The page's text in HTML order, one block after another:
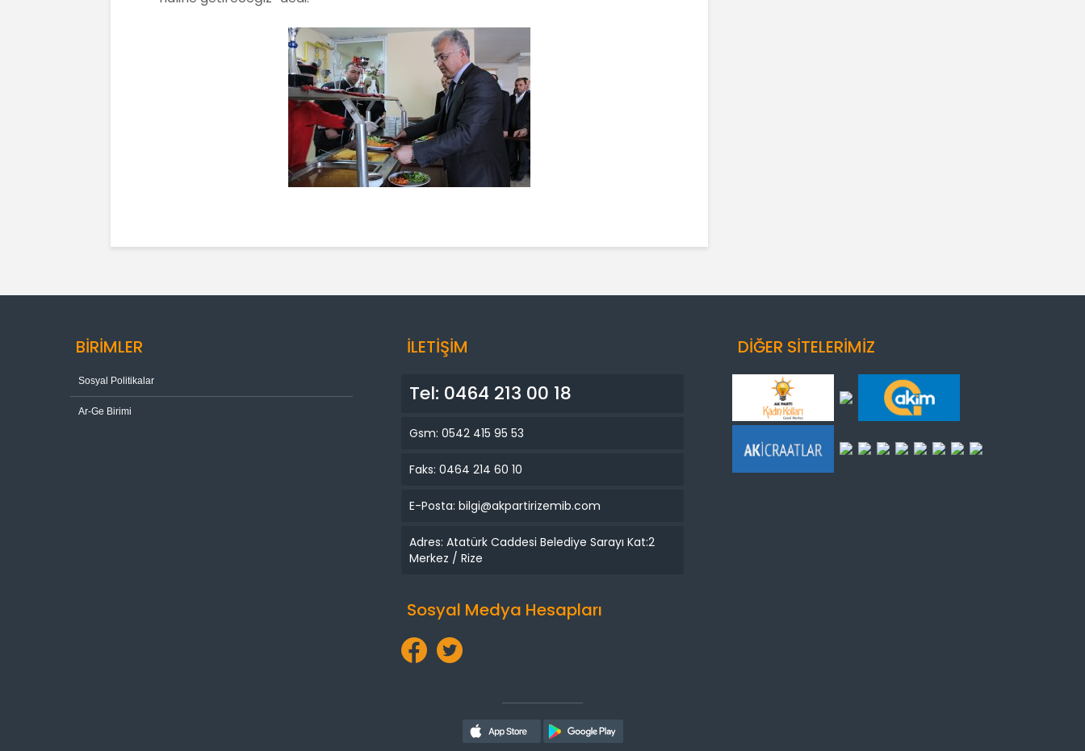
BİRİMLER
Sosyal Politikalar
Ar-Ge Birimi
İLETİŞİM
Tel: 0464 213 00 18
Gsm: 0542 415 95 53
Faks: 0464 214 60 10
E-Posta: bilgi@akpartirizemib.com
Adres: Atatürk Caddesi Belediye Sarayı Kat:2
Merkez / Rize
Sosyal Medya Hesapları
DİĞER SİTELERİMİZ